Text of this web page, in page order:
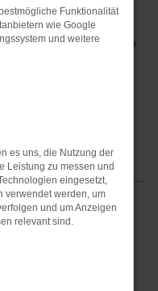
Rabatt und
Service.
setzt sich mit vielen
fort.
ERROR
helfen können:
Funktionalität
wie Google
und weitere
es uns, die Nutzung der
Leistung zu messen und
eingesetzt,
verwendet werden, um
und um Anzeigen
relevant sind.